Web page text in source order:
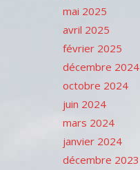
mai 2025
avril 2025
février 2025
décembre 2024
octobre 2024
juin 2024
mars 2024
janvier 2024
décembre 2023